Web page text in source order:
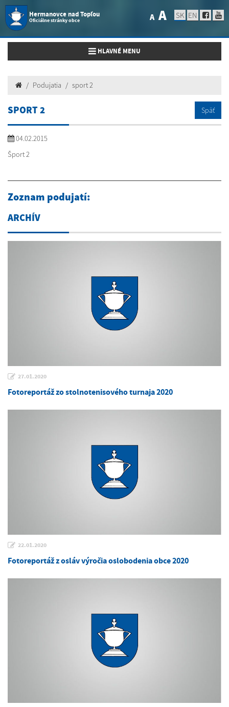
Hermanovce nad Topľou
Oficiálne stránky obce A A SK EN
Toggle navigation
HLAVNÉ MENU
Podujatia sport 2
SPORT 2 Späť
04.02.2015
Šport 2
Zoznam podujatí:
ARCHÍV
27.01.2020
Fotoreportáž zo stolnotenisového turnaja 2020
22.01.2020
Fotoreportáž z osláv výročia oslobodenia obce 2020